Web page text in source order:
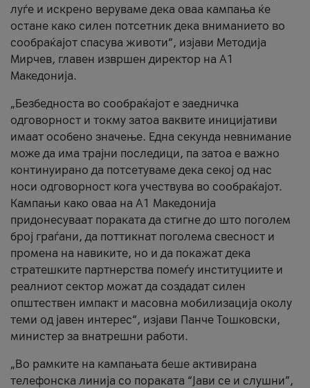
луѓе и искрено веруваме дека оваа кампања ќе
остане како силен потсетник дека вниманието во
сообраќајот спасува животи“, изјави Методија
Мирчев, главен извршен директор на А1
Македонија.
„Безбедноста во сообраќајот е заедничка
одговорност и токму затоа ваквите иницијативи
имаат особено значење. Една секунда невнимание
може да има трајни последици, па затоа е важно
континуирано да потсетуваме дека секој од нас
носи одговорност кога учествува во сообраќајот.
Кампањи како оваа на A1 Македонија
придонесуваат пораката да стигне до што поголем
број граѓани, да поттикнат поголема свесност и
промена на навиките, но и да покажат дека
стратешките партнерства помеѓу институциите и
реалниот сектор можат да создадат силен
општествен импакт и масовна мобилизација околу
теми од јавен интерес“, изјави Панче Тошковски,
министер за внатрешни работи.
„Во рамките на кампањата беше активирана
телефонска линија со пораката “Јави се и слушни”,